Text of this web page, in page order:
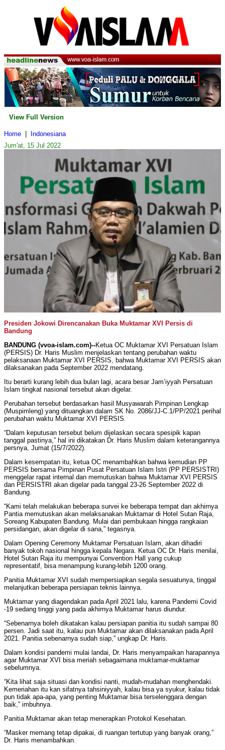
View Full Version
Home
Indonesiana
Jum'at, 15 Jul 2022
Presiden Jokowi Direncanakan Buka Muktamar XVI Persis di
Bandung
BANDUNG (vvoa-islam.com)--Ketua OC Muktamar XVI Persatuan Islam
(PERSIS) Dr. Haris Muslim menjelaskan tentang perubahan waktu
pelaksanaan Muktamar XVI PERSIS, bahwa Muktamar XVI PERSIS akan
dilaksanakan pada September 2022 mendatang.
Itu berarti kurang lebih dua bulan lagi, acara besar Jam’iyyah Persatuan
Islam tingkat nasional tersebut akan digelar.
Perubahan tersebut berdasarkan hasil Musyawarah Pimpinan Lengkap
(Muspimleng) yang dituangkan dalam SK No. 2086/JJ-C.1/PP/2021 perihal
perubahan waktu Muktamar XVI PERSIS.
“Dalam keputusan tersebut belum dijelaskan secara spesipik kapan
tanggal pastinya,” hal ini dikatakan Dr. Haris Muslim dalam keterangannya
persnya, Jumat (15/7/2022).
Dalam kesempatan itu, ketua OC menambahkan bahwa kemudian PP
PERSIS bersama Pimpinan Pusat Persatuan Islam Istri (PP PERSISTRI)
menggelar rapat internal dan memutuskan bahwa Muktamar XVI PERSIS
dan PERSISTRI akan digelar pada tanggal 23-26 September 2022 di
Bandung.
“Kami telah melakukan beberapa survei ke beberapa tempat dan akhirnya
Pantia memutuskan akan melaksanakan Muktamar di Hotel Sutan Raja,
Soreang Kabupaten Bandung. Mulai dari pembukaan hingga rangkaian
persidangan, akan digelar di sana,” tegasnya.
Dalam Opening Ceremony Muktamar Persatuan Islam, akan dihadiri
banyak tokoh nasional hingga kepala Negara. Ketua OC Dr. Haris menilai,
Hotel Sutan Raja itu mempunyai Convention Hall yang cukup
representatif, bisa menampung kurang-lebih 1200 orang.
Panitia Muktamar XVI sudah mempersiapkan segala sesuatunya, tinggal
melanjutkan beberapa persiapan teknis lainnya.
Muktamar yang diagendakan pada April 2021 lalu, karena Pandemi Covid
-19 sedang tinggi yang pada akhirnya Muktamar harus diundur.
“Sebenarnya boleh dikatakan kalau persiapan panitia itu sudah sampai 80
persen. Jadi saat itu, kalau pun Muktamar akan dilaksanakan pada April
2021. Panitia sebenarnya sudah siap,” ungkap Dr. Haris.
Dalam kondisi pandemi mulai landai, Dr. Haris menyampaikan harapannya
agar Muktamar XVI bisa meriah sebagaimana muktamar-muktamar
sebelumnya.
“Kita lihat saja situasi dan kondisi nanti, mudah-mudahan menghendaki.
Kemeriahan itu kan sifatnya tahsiniyyah, kalau bisa ya syukur, kalau tidak
pun tidak apa-apa, yang penting Muktamar bisa terselenggara dengan
baik,” imbuhnya.
Panitia Muktamar akan tetap menerapkan Protokol Kesehatan.
“Masker memang tetap dipakai, di ruangan tertutup yang banyak orang,”
Dr. Haris menambahkan.